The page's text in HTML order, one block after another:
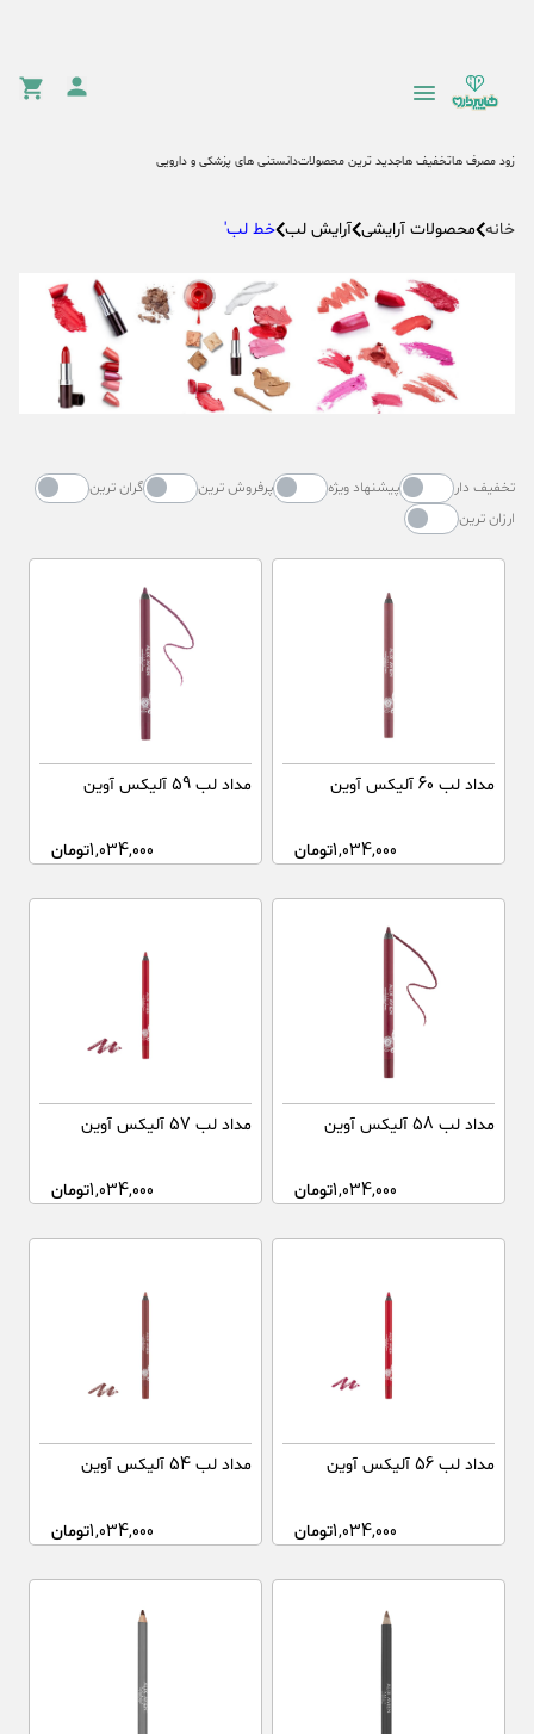
زود مصرف هاتخفیف هاجدید ترین محصولاتدانستنی های پزشکی و دارویی
خانه محصولات آرایشی آرایش لب خط لب'
تخفیف دار پیشنهاد ویژه پرفروش ترین
گران ترین
ارزان ترین
مداد لب 60 آلیکس آوین
1,034,000تومان
مداد لب 59 آلیکس آوین
1,034,000تومان
مداد لب 58 آلیکس آوین
1,034,000تومان
مداد لب 57 آلیکس آوین
1,034,000تومان
مداد لب 56 آلیکس آوین
1,034,000تومان
مداد لب 54 آلیکس آوین
1,034,000تومان